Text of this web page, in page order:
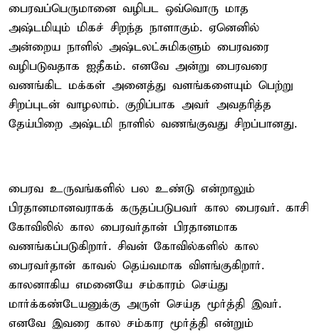
பைரவப்பெருமானை வழிபட ஒவ்வொரு மாத
அஷ்டமியும் மிகச் சிறந்த நாளாகும். ஏனெனில்
அன்றைய நாளில் அஷ்டலட்சுமிகளும் பைரவரை
வழிபடுவதாக ஐதீகம். எனவே அன்று பைரவரை
வணங்கிட மக்கள் அனைத்து வளங்களையும் பெற்று
சிறப்புடன் வாழலாம். குறிப்பாக அவர் அவதரித்த
தேய்பிறை அஷ்டமி நாளில் வணங்குவது சிறப்பானது.
பைரவ உருவங்களில் பல உண்டு என்றாலும்
பிரதானமானவராகக் கருதப்படுபவர் கால பைரவர். காசி
கோவிலில் கால பைரவர்தான் பிரதானமாக
வணங்கப்படுகிறார். சிவன் கோவில்களில் கால
பைரவர்தான் காவல் தெய்வமாக விளங்குகிறார்.
காலனாகிய எமனையே சம்காரம் செய்து
மார்க்கண்டேயனுக்கு அருள் செய்த மூர்த்தி இவர்.
எனவே இவரை கால சம்கார மூர்த்தி என்றும்